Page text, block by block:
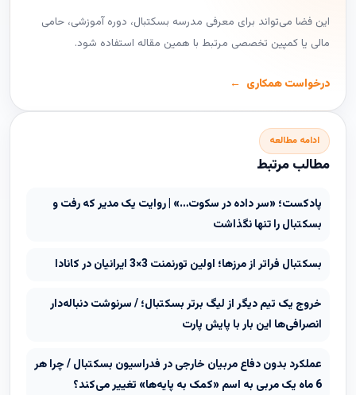
این فضا می‌تواند برای معرفی مدرسه بسکتبال، دوره آموزشی، حامی
مالی یا کمپین تخصصی مرتبط با همین مقاله استفاده شود.
درخواست همکاری
ادامه مطالعه
مطالب مرتبط
پادکست؛ «سر داده در سکوت…» | روایت یک مدیر که رفت و
بسکتبال را تنها نگذاشت
بسکتبال فراتر از مرزها؛ اولین تورنمنت 3×3 ایرانیان در کانادا
خروج یک تیم دیگر از لیگ برتر بسکتبال؛ / سرنوشت دنباله‌دار
انصرافی‌ها این بار با پایش پارت
عملکرد بدون دفاع مربیان خارجی در فدراسیون بسکتبال / چرا هر
6 ماه یک مربی به اسم «کمک به پایه‌ها» تغییر می‌کند؟